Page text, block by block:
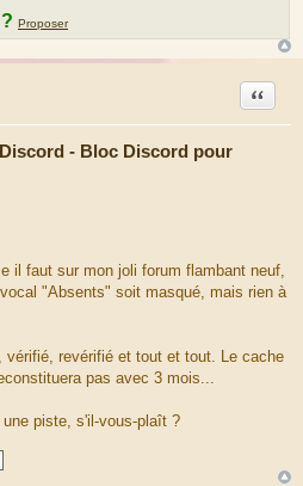
? Proposer
- Bloc Discord pour
Citation
il faut sur mon joli forum flambant neuf,
"Absents" soit masqué, mais rien à
revérifié et tout et tout. Le cache
pas avec 3 mois...
piste, s'il-vous-plaît ?